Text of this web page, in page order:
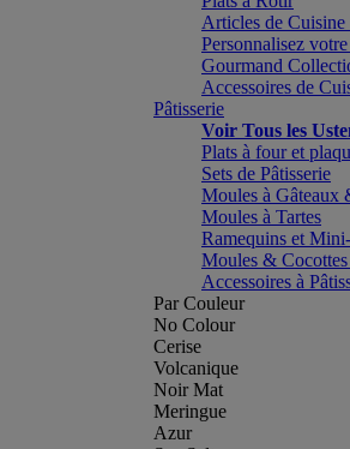
Articles de Cuisine
Personnalisez
Gourmand
Accessoires de
Pâtisserie
Voir Tous les
Plats à four et
Sets de Pâtisserie
Moules à Gâteaux
Moules à Tartes
Ramequins et
Moules & Cocottes
Accessoires à
Par Couleur
No Colour
Cerise
Volcanique
Noir Mat
Meringue
Azur